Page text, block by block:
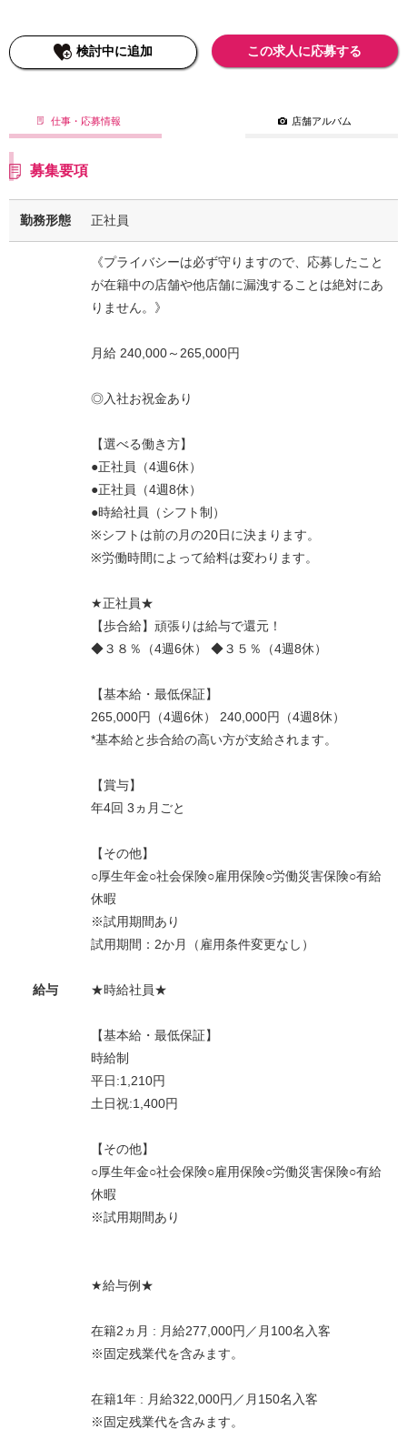
検討中に追加 この求人に応募する
仕事・応募情報 店舗アルバム
募集要項
勤務形態 正社員
給与
《プライバシーは必ず守りますので、応募したこと
が在籍中の店舗や他店舗に漏洩することは絶対にあ
りません。》
月給 240,000～265,000円
◎入社お祝金あり
【選べる働き方】
●正社員（4週6休）
●正社員（4週8休）
●時給社員（シフト制）
※シフトは前の月の20日に決まります。
※労働時間によって給料は変わります。
★正社員★
【歩合給】頑張りは給与で還元！
◆３８％（4週6休） ◆３５％（4週8休）
【基本給・最低保証】
265,000円（4週6休） 240,000円（4週8休）
*基本給と歩合給の高い方が支給されます。
【賞与】
年4回 3ヵ月ごと
【その他】
○厚生年金○社会保険○雇用保険○労働災害保険○有給
休暇
※試用期間あり
試用期間：2か月（雇用条件変更なし）
★時給社員★
【基本給・最低保証】
時給制
平日:1,210円
土日祝:1,400円
【その他】
○厚生年金○社会保険○雇用保険○労働災害保険○有給
休暇
※試用期間あり
★給与例★
在籍2ヵ月 : 月給277,000円／月100名入客
※固定残業代を含みます。
在籍1年 : 月給322,000円／月150名入客
※固定残業代を含みます。